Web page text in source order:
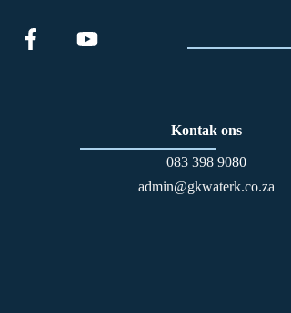
Kontak ons
083 398 9080
admin@gkwaterk.co.za